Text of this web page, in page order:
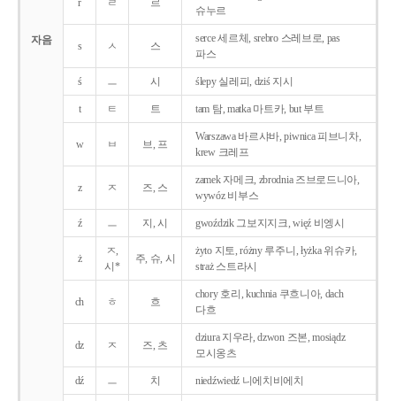
자음
r ㄹ 르
슈누르
s ㅅ 스
serce 세르체, srebro 스레브로, pas
파스
ś ㅡ 시 ślepy 실레피, dziś 지시
t ㅌ 트 tam 탐, matka 마트카, but 부트
w ㅂ 브, 프
Warszawa 바르샤바, piwnica 피브니차,
krew 크레프
z ㅈ 즈, 스
zamek 자메크, zbrodnia 즈브로드니아,
wywóz 비부스
ź ㅡ 지, 시 gwoździk 그보지지크, więź 비엥시
ż
ㅈ,
시*
주, 슈, 시
żyto 지토, różny 루주니, łyżka 위슈카,
straż 스트라시
ch ㅎ 흐
chory 호리, kuchnia 쿠흐니아, dach
다흐
dz ㅈ 즈, 츠
dziura 지우라, dzwon 즈본, mosiądz
모시옹츠
dź ㅡ 치 niedźwiedź 니에치비에치